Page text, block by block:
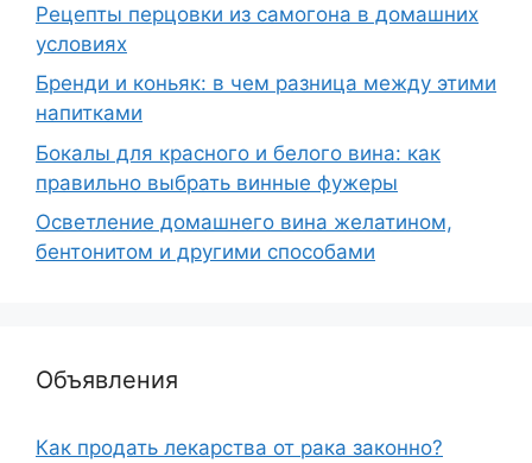
Рецепты перцовки из самогона в домашних
условиях
Бренди и коньяк: в чем разница между этими
напитками
Бокалы для красного и белого вина: как
правильно выбрать винные фужеры
Осветление домашнего вина желатином,
бентонитом и другими способами
Объявления
Как продать лекарства от рака законно?